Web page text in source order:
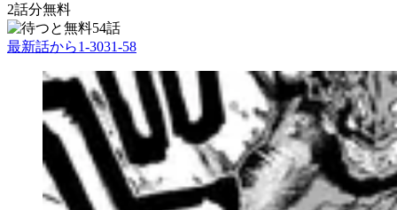
2話分無料
54話
最新話から1-3031-58